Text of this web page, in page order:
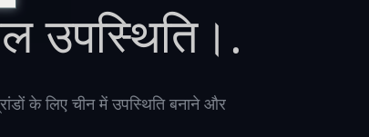
उपस्थिति।.
के लिए चीन में उपस्थिति बनाने और